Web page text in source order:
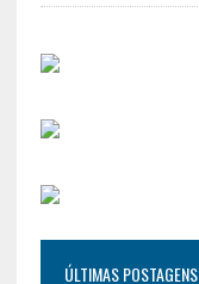
ÚLTIMAS POSTAGENS